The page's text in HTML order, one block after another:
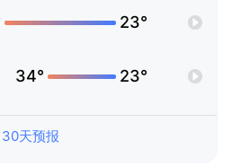
23°
34° 23°
30天预报